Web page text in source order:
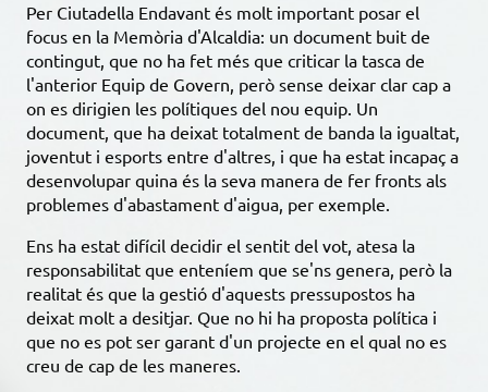
Per Ciutadella Endavant és molt important posar el
focus en la Memòria d'Alcaldia: un document buit de
contingut, que no ha fet més que criticar la tasca de
l'anterior Equip de Govern, però sense deixar clar cap a
on es dirigien les polítiques del nou equip. Un
document, que ha deixat totalment de banda la igualtat,
joventut i esports entre d'altres, i que ha estat incapaç a
desenvolupar quina és la seva manera de fer fronts als
problemes d'abastament d'aigua, per exemple.
Ens ha estat difícil decidir el sentit del vot, atesa la
responsabilitat que enteníem que se'ns genera, però la
realitat és que la gestió d'aquests pressupostos ha
deixat molt a desitjar. Que no hi ha proposta política i
que no es pot ser garant d'un projecte en el qual no es
creu de cap de les maneres.